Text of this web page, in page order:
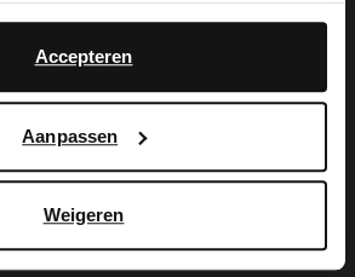
Accepteren
Aanpassen
Weigeren
MY MANFIELD
Meer over My Manfield